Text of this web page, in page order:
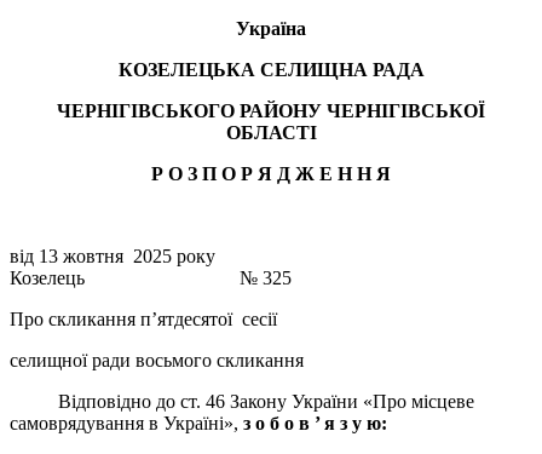
Україна
КОЗЕЛЕЦЬКА СЕЛИЩНА РАДА
ЧЕРНІГІВСЬКОГО РАЙОНУ ЧЕРНІГІВСЬКОЇ
ОБЛАСТІ
Р О З П О Р Я Д Ж Е Н Н Я
від 13 жовтня 2025 року
Козелець № 325
Про скликання п’ятдесятої сесії
селищної ради восьмого скликання
Відповідно до ст. 46 Закону України «Про місцеве
самоврядування в Україні», з о б о в ’ я з у ю: